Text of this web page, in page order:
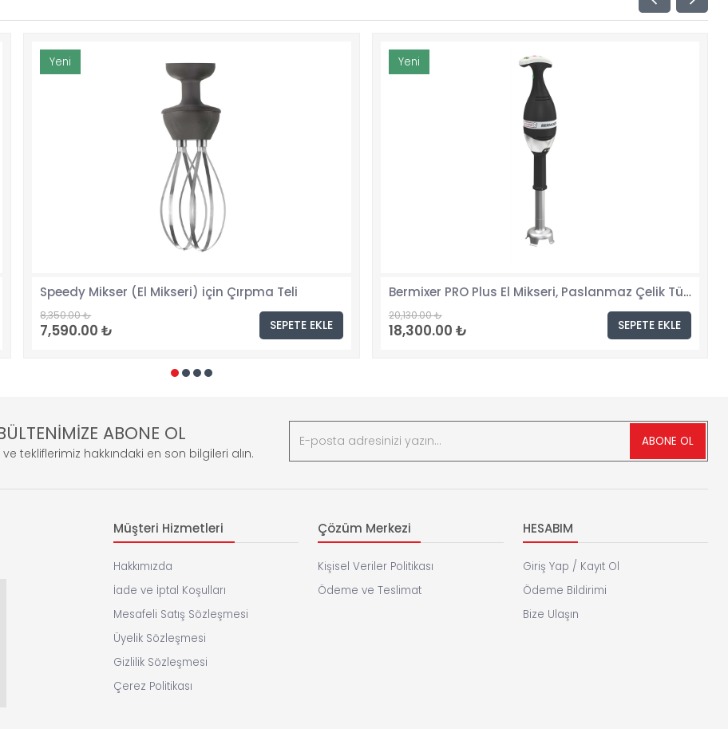
Yeni
Speedy Mikser (El Mikseri) için Çırpma Teli
8,350.00 ₺
7,590.00 ₺ SEPETE EKLE
Yeni
Bermixer PRO Plus El Mikseri, Paslanmaz Çelik Tüplü, 453 mm, 450 watt
20,130.00 ₺
18,300.00 ₺ SEPETE EKLE
ABONE OL
tekliflerimiz hakkındaki en son bilgileri alın.
ABONE OL
Müşteri Hizmetleri
Hakkımızda
İade ve İptal Koşulları
Mesafeli Satış Sözleşmesi
Üyelik Sözleşmesi
Gizlilik Sözleşmesi
Çerez Politikası
Çözüm Merkezi
Kişisel Veriler Politikası
Ödeme ve Teslimat
HESABIM
Giriş Yap / Kayıt Ol
Ödeme Bildirimi
Bize Ulaşın